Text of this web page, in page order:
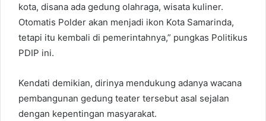
kota, disana ada gedung olahraga, wisata kuliner.
Otomatis Polder akan menjadi ikon Kota Samarinda,
tetapi itu kembali di pemerintahnya,” pungkas Politikus
PDIP ini.
Kendati demikian, dirinya mendukung adanya wacana
pembangunan gedung teater tersebut asal sejalan
dengan kepentingan masyarakat.